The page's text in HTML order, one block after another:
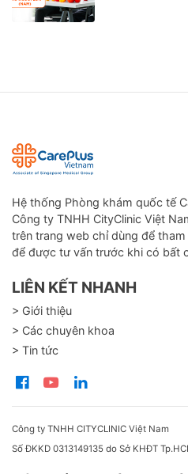
Hệ thống Phòng khám quốc tế
Công ty TNHH CityClinic Việt
trên trang web chỉ dùng để
để được tư vấn trước khi có bất
LIÊN KẾT NHANH
> Giới thiệu
> Các chuyên khoa
> Tin tức
Công ty TNHH CITYCLINIC Việt Nam
Số ĐKKD 0313149135 do Sở KHĐT